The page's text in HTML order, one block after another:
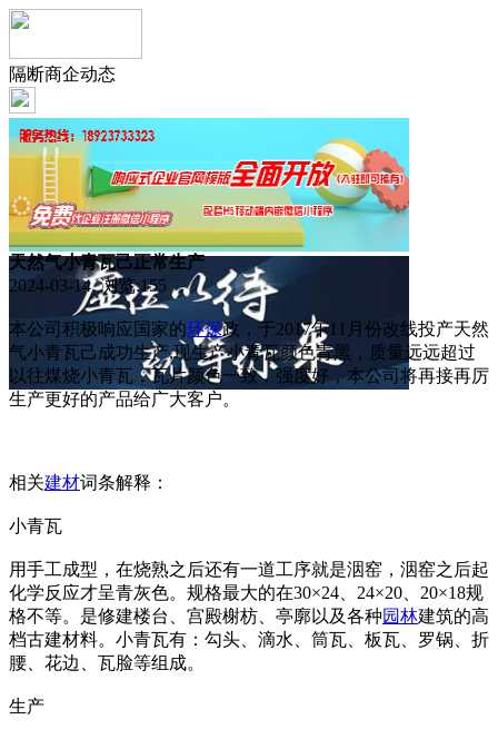
隔断商企动态
天然气小青瓦己正常生产
2024-03-14 浏览:155
本公司积极响应国家的环保政，于2017年11月份改线投产天然
气小青瓦己成功生产,现生产小青瓦颜色青黑，质量远远超过
以往煤烧小青瓦，瓦片颜色一致，强度好，本公司将再接再厉
生产更好的产品给广大客户。
相关建材词条解释：
小青瓦
用手工成型，在烧熟之后还有一道工序就是洇窑，洇窑之后起
化学反应才呈青灰色。规格最大的在30×24、24×20、20×18规
格不等。是修建楼台、宫殿榭枋、亭廓以及各种园林建筑的高
档古建材料。小青瓦有：勾头、滴水、筒瓦、板瓦、罗锅、折
腰、花边、瓦脸等组成。
生产